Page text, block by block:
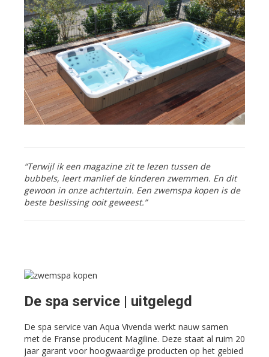
“Terwijl ik een magazine zit te lezen tussen de
bubbels, leert manlief de kinderen zwemmen. En dit
gewoon in onze achtertuin. Een zwemspa kopen is de
beste beslissing ooit geweest.”
De spa service | uitgelegd
De spa service van Aqua Vivenda werkt nauw samen
met de Franse producent Magiline. Deze staat al ruim 20
jaar garant voor hoogwaardige producten op het gebied